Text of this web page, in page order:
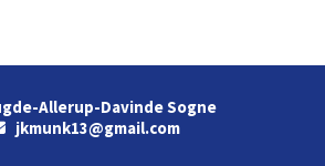
Allerup-Davinde Sogne
jkmunk13@gmail.com